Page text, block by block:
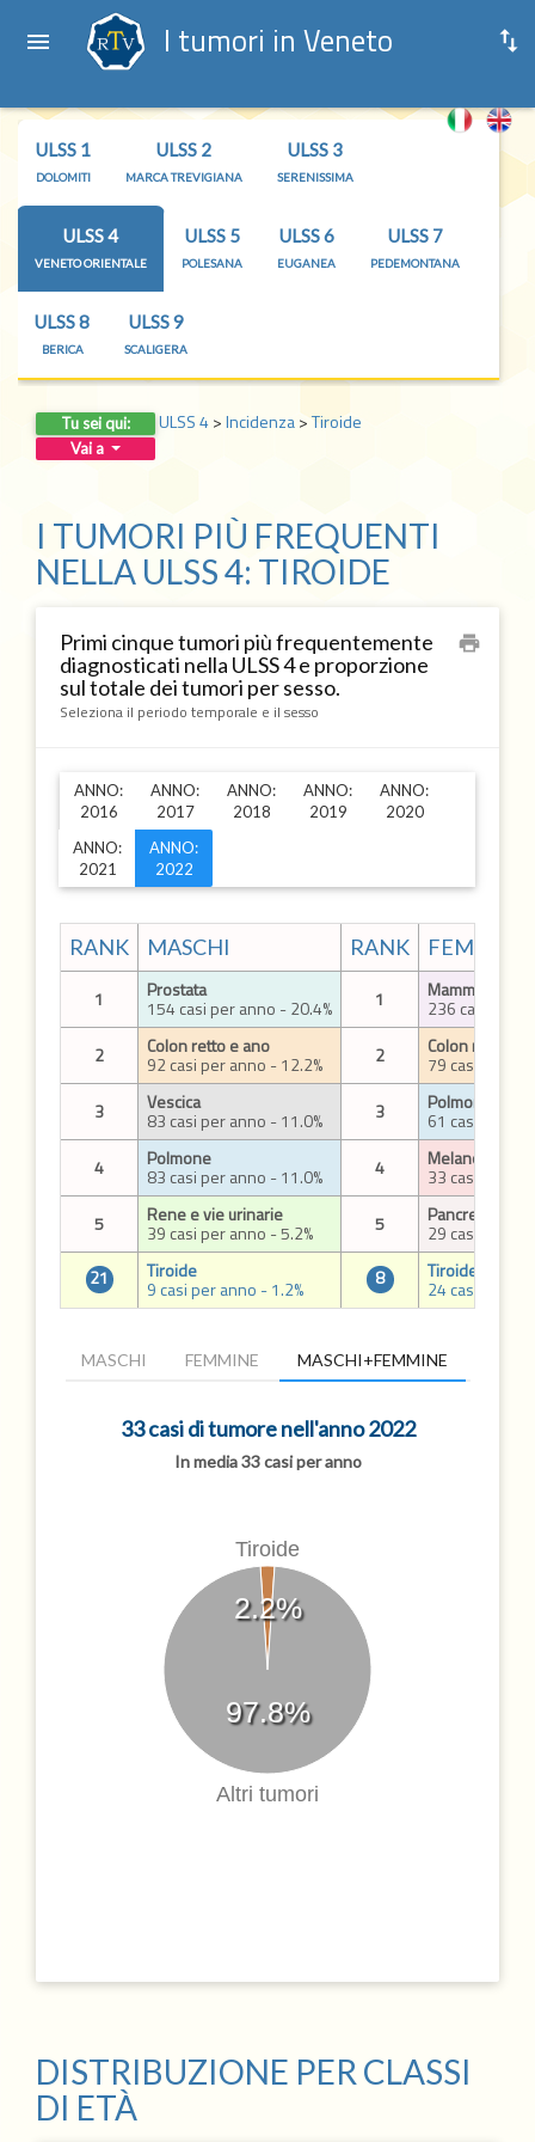
I tumori in Veneto
ULSS 1
DOLOMITI
ULSS 2
MARCA TREVIGIANA
ULSS 3
SERENISSIMA
ULSS 4
VENETO ORIENTALE
ULSS 5
POLESANA
ULSS 6
EUGANEA
ULSS 7
PEDEMONTANA
ULSS 8
BERICA
ULSS 9
SCALIGERA
Tu sei qui: ULSS 4>Incidenza>Tiroide
Vai a
I TUMORI PIÙ FREQUENTI
NELLA ULSS 4: TIROIDE
Primi cinque tumori più frequentemente
diagnosticati nella ULSS 4 e proporzione
sul totale dei tumori per sesso.
Seleziona il periodo temporale e il sesso
print
ANNO:
2016
ANNO:
2017
ANNO:
2018
ANNO:
2019
ANNO:
2020
ANNO:
2021
ANNO:
2022
RANK MASCHI RANK FEMMINE
1 Prostata
154 casi per anno - 20.4% 1 Mammella
236 casi per
2
Colon retto e ano
92 casi per anno - 12.2% 2 Colon retto e
79 casi per
3
Vescica
83 casi per anno - 11.0% 3 Polmone
61 casi per
4
Polmone
83 casi per anno - 11.0% 4 Melanoma
33 casi per
5
Rene e vie urinarie
39 casi per anno - 5.2% 5 Pancreas
29 casi per
21
Tiroide
9 casi per anno - 1.2% 8 Tiroide
24 casi per
MASCHI FEMMINE MASCHI+FEMMINE
33 casi di tumore nell'anno 2022
In media 33 casi per anno
2.2%
97.8%
Tiroide
Altri tumori
DISTRIBUZIONE PER CLASSI
DI ETÀ